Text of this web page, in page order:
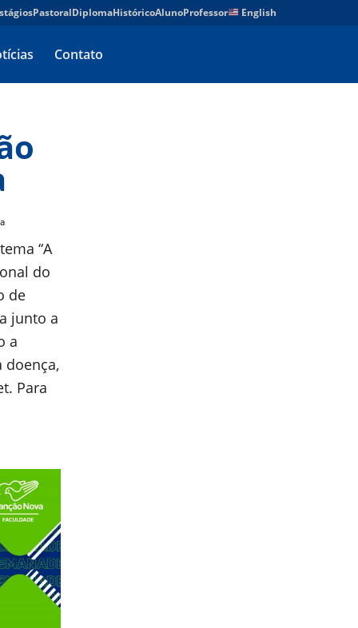
PastoralDiplomaHistóricoAlunoProfessor English
Contato
“A
do
de
junto a
a
doença,
Para